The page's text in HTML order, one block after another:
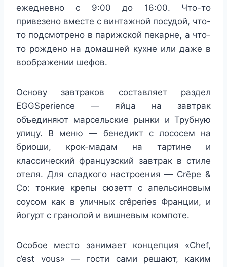
ежедневно с 9:00 до 16:00. Что-то
привезено вместе с винтажной посудой, что-
то подсмотрено в парижской пекарне, а что-
то рождено на домашней кухне или даже в
воображении шефов.
Основу завтраков составляет раздел
EGGSperience — яйца на завтрак
объединяют марсельские рынки и Трубную
улицу. В меню — бенедикт с лососем на
бриоши, крок-мадам на тартине и
классический французский завтрак в стиле
отеля. Для сладкого настроения — Crêpe &
Co: тонкие крепы сюзетт с апельсиновым
соусом как в уличных crêperies Франции, и
йогурт с гранолой и вишневым компоте.
Особое место занимает концепция «Chef,
c’est vous» — гости сами решают, каким